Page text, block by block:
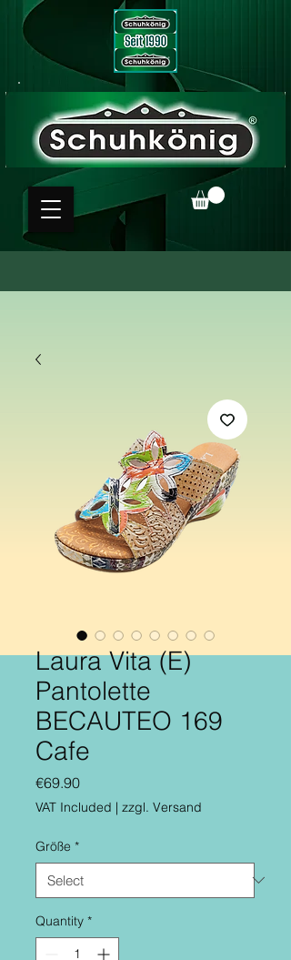
Laura Vita (E)
Pantolette
BECAUTEO 169
Cafe
€69.90Price
VAT Included | zzgl. Versand
Größe *
Quantity *